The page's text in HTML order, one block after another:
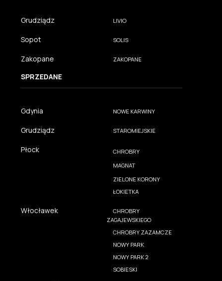
Grudziądz LIVIO
Sopot SOLIS
Zakopane ZAKOPANE
SPRZEDANE
Gdynia NOWE KARWINY
Grudziądz STAROMIEJSKIE
Płock
CHROBRY
MAGNAT
ZIELONE KORONY
ŁOKIETKA
Włocławek
CHROBRY
ZAGAJEWSKIEGO
CHROBRY ZAZAMCZE
NOWY PARK
NOWY PARK 2
SOBIESKI